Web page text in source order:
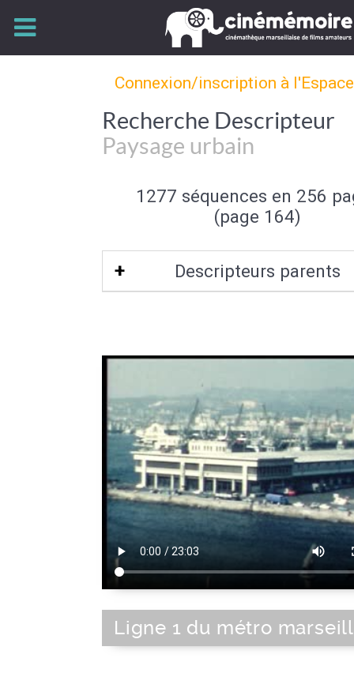
Connexion/inscription à
Recherche Descripteur
Paysage urbain
1277 séquences en 256
(page 164)
Descripteurs parents
Ligne 1 du métro